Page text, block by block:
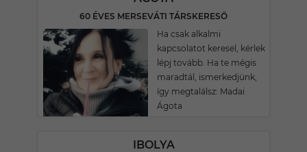
60 ÉVES MERSEVÁTI TÁRSKERESŐ
Ha csak alkalmi
kapcsolatot keresel, kérlek
lépj tovább. Ha te mégis
maradtál, ismerkedjünk,
így megtalálsz: Madai
Ágota
IBOLYA